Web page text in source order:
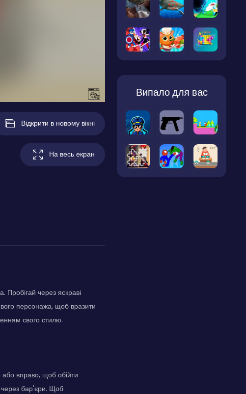
Відкрити в новому вікні
На весь екран
через яскраві
персонажа, щоб вразити
свого стилю.
вправо, щоб обійти
через бар'єри. Щоб
Випало для вас